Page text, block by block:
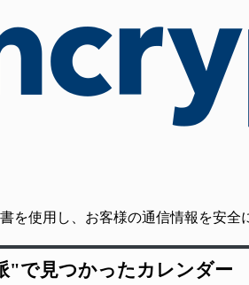
を使用し、お客様の通信情報を安全
"で見つかったカレンダー